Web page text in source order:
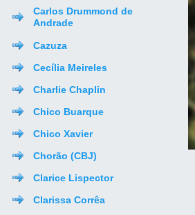
Carlos Drummond de
Andrade
Cazuza
Cecília Meireles
Charlie Chaplin
Chico Buarque
Chico Xavier
Chorão (CBJ)
Clarice Lispector
Clarissa Corrêa